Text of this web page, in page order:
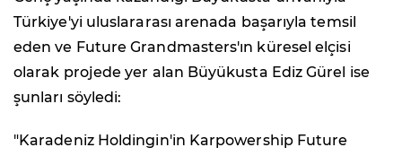
Türkiye'yi uluslararası arenada başarıyla temsil
eden ve Future Grandmasters'ın küresel elçisi
olarak projede yer alan Büyükusta Ediz Gürel ise
şunları söyledi:
"Karadeniz Holdingin'in Karpowership Future